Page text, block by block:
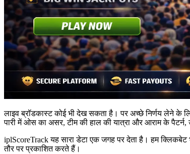
लाइव ब्रॉडकास्ट कोई भी देख सकता है। पर अच्छे निर्णय लेने के
पारी में ओस का असर, टीम की हाल की यात्रा और आराम के
iplScoreTrack यह सारा डेटा एक जगह पर देता है। हम क्लिकबेट
तौर पर प्रकाशित करते हैं।